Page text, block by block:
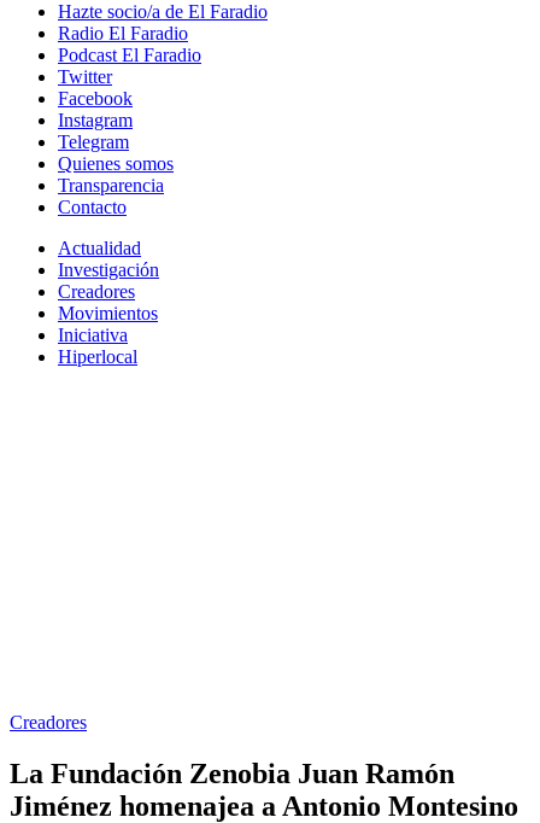
Hazte socio/a de El Faradio
Radio El Faradio
Podcast El Faradio
Twitter
Facebook
Instagram
Telegram
Quienes somos
Transparencia
Contacto
Actualidad
Investigación
Creadores
Movimientos
Iniciativa
Hiperlocal
Creadores
La Fundación Zenobia Juan Ramón
Jiménez homenajea a Antonio Montesino